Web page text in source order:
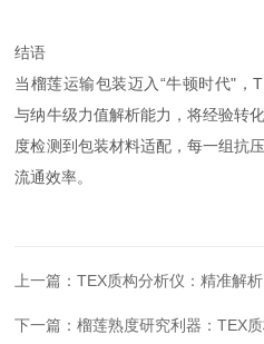
结语
当榴莲运输包装迈入“牛顿时代"，
与纳牛级力值解析能力，将经验转
度检测到包装材料适配，每一组抗
流通效率。
上一篇：TEX质构分析仪：精准解
下一篇：榴莲熟度研究利器：TEX